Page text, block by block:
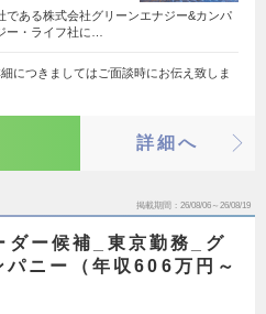
である株式会社グリーンエナジー&カンパ
ー・ライフ社に…
につきましてはご面談時にお伝え致しま
詳細へ
掲載期間 26/08/06～26/08/19
ダー候補_東京勤務_グ
ニー（年収606万円～